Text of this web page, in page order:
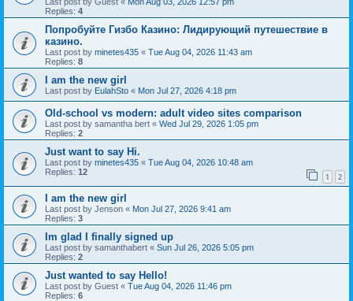
Replies: 4
Попробуйте Гизбо Казино: Лидирующий путешествие в
казино.
Last post by minetes435 « Tue Aug 04, 2026 11:43 am
Replies: 8
I am the new girl
Last post by EulahSto « Mon Jul 27, 2026 4:18 pm
Old-school vs modern: adult video sites comparison
Last post by samantha bert « Wed Jul 29, 2026 1:05 pm
Replies: 2
Just want to say Hi.
Last post by minetes435 « Tue Aug 04, 2026 10:48 am
Replies: 12 1 2
I am the new girl
Last post by Jenson « Mon Jul 27, 2026 9:41 am
Replies: 3
Im glad I finally signed up
Last post by samanthabert « Sun Jul 26, 2026 5:05 pm
Replies: 2
Just wanted to say Hello!
Last post by Guest « Tue Aug 04, 2026 11:46 pm
Replies: 6